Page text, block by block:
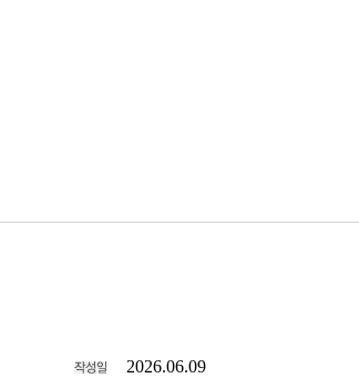
2026.06.09